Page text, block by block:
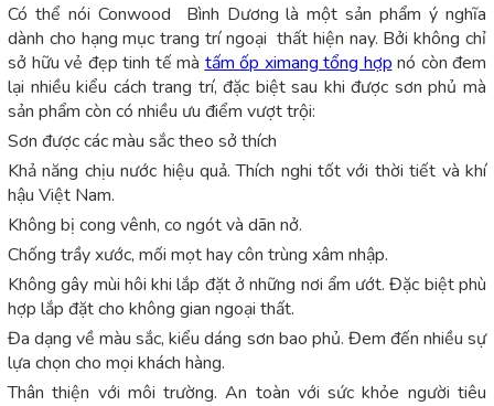
Có thể nói Conwood Bình Dương là một sản phẩm ý nghĩa
dành cho hạng mục trang trí ngoại thất hiện nay. Bởi không chỉ
sở hữu vẻ đẹp tinh tế mà tấm ốp ximang tổng hợp nó còn đem
lại nhiều kiểu cách trang trí, đặc biệt sau khi được sơn phủ mà
sản phẩm còn có nhiều ưu điểm vượt trội:
Sơn được các màu sắc theo sở thích
Khả năng chịu nước hiệu quả. Thích nghi tốt với thời tiết và khí
hậu Việt Nam.
Không bị cong vênh, co ngót và dãn nở.
Chống trầy xước, mối mọt hay côn trùng xâm nhập.
Không gây mùi hôi khi lắp đặt ở những nơi ẩm ướt. Đặc biệt phù
hợp lắp đặt cho không gian ngoại thất.
Đa dạng về màu sắc, kiểu dáng sơn bao phủ. Đem đến nhiều sự
lựa chọn cho mọi khách hàng.
Thân thiện với môi trường. An toàn với sức khỏe người tiêu